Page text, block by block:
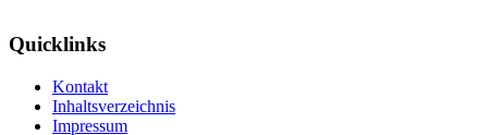
Quicklinks
Kontakt
Inhaltsverzeichnis
Impressum